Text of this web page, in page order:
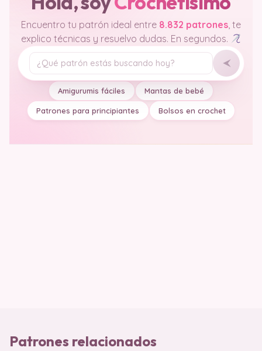
Encuentro tu patrón ideal entre 8.832 patrones , te
explico técnicas y resuelvo dudas. En segundos.
Tu pregunta
Amigurumis fáciles Mantas de bebé
Patrones para principiantes Bolsos en crochet
Patrones relacionados